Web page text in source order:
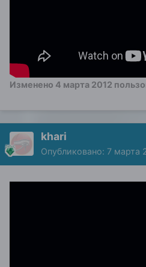
Изменено 4 марта 2012
khari
Опубликовано: 7 марта